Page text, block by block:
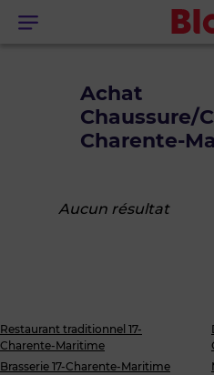
Menu
Achat
Chaussure/
Charente-
Aucun résultat
Restaurant traditionnel 17-
Charente-Maritime
Brasserie 17-Charente-Maritime